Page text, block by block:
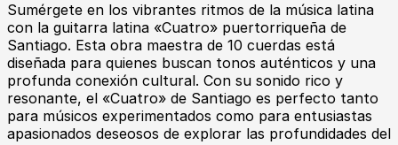
Sumérgete en los vibrantes ritmos de la música latina
con la guitarra latina «Cuatro» puertorriqueña de
Santiago. Esta obra maestra de 10 cuerdas está
diseñada para quienes buscan tonos auténticos y una
profunda conexión cultural. Con su sonido rico y
resonante, el «Cuatro» de Santiago es perfecto tanto
para músicos experimentados como para entusiastas
apasionados deseosos de explorar las profundidades del